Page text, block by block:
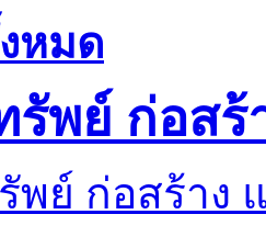
หมด
รัพย์ ก่อส